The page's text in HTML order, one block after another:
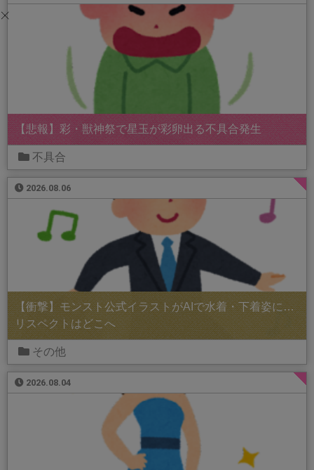
【悲報】彩・獣神祭で星玉が彩卵出る不具合発生
不具合
2026.08.06
【衝撃】モンスト公式イラストがAIで水着・下着姿に…
リスペクトはどこへ
その他
2026.08.04